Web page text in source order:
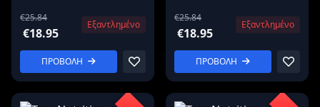
€25.84
€18.95
Εξαντλημένο
ΠΡΟΒΟΛΗ
€25.84
€18.95
Εξαντλημένο
ΠΡΟΒΟΛΗ